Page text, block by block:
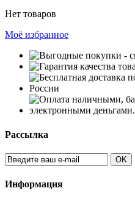
Нет товаров
Моё избранное
Рассылка
OK
Информация